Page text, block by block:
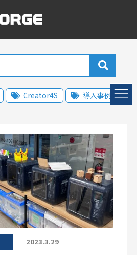
Creator4S 導入事例
2023.3.29